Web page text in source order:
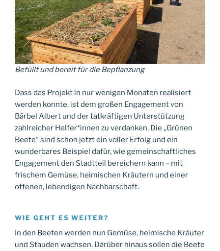
Befüllt und bereit für die Bepflanzung
Dass das Projekt in nur wenigen Monaten realisiert
werden konnte, ist dem großen Engagement von
Bärbel Albert und der tatkräftigen Unterstützung
zahlreicher Helfer*innen zu verdanken. Die „Grünen
Beete“ sind schon jetzt ein voller Erfolg und ein
wunderbares Beispiel dafür, wie gemeinschaftliches
Engagement den Stadtteil bereichern kann – mit
frischem Gemüse, heimischen Kräutern und einer
offenen, lebendigen Nachbarschaft.
WIE GEHT ES WEITER?
In den Beeten werden nun Gemüse, heimische Kräuter
und Stauden wachsen. Darüber hinaus sollen die Beete